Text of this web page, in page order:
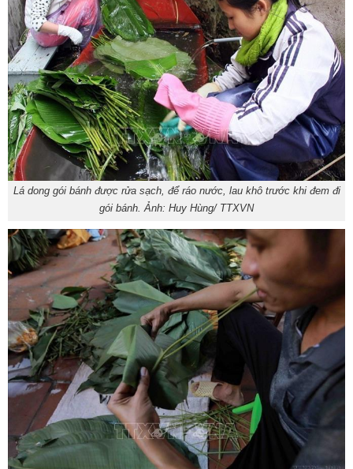
Lá dong gói bánh được rửa sạch, để ráo nước, lau khô trước khi đem đi
gói bánh. Ảnh: Huy Hùng/ TTXVN